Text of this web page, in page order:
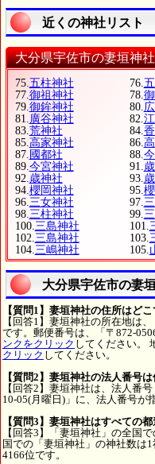
近くの神社リスト
大分県宇佐市の妻垣神
75. 五柱神社 76.
77. 御祖神社 78.
79. 御鉾神社 80.
81. 廣谷神社 82.
83. 荒神社 84.
85. 高家神社 86.
87. 國都社 88.
89. 今宮神社 91.
92. 歳神社 93.
94. 櫻岡神社 95.
96. 三女神社 97.
98. 三柱神社 99.
100. 三島神社 101.
102. 三島神社 103.
104. 三嶋神社 105.
大分県宇佐市の妻
【質問1】妻垣神社の住所はどこ
【回答1】妻垣神社の所在地は
です。郵便番号は、「〒872-
ンクをクリック してください。
クリック してください。
【質問2】妻垣神社の法人番号
【回答2】妻垣神社は、法人番
10-05(月曜日)」に、法人番号が
【質問3】妻垣神社はすべての
【回答3】「妻垣神社」の全国
国での「妻垣神社」の神社数は
4166位です。